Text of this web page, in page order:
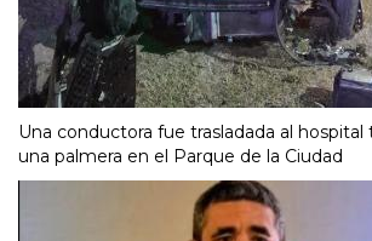
Una conductora fue trasladada al hospital
una palmera en el Parque de la Ciudad